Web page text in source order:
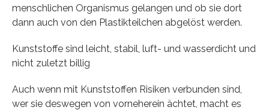
menschlichen Organismus gelangen und ob sie dort
dann auch von den Plastikteilchen abgelöst werden.
Kunststoffe sind leicht, stabil, luft- und wasserdicht und
nicht zuletzt billig
Auch wenn mit Kunststoffen Risiken verbunden sind,
wer sie deswegen von vorneherein ächtet, macht es